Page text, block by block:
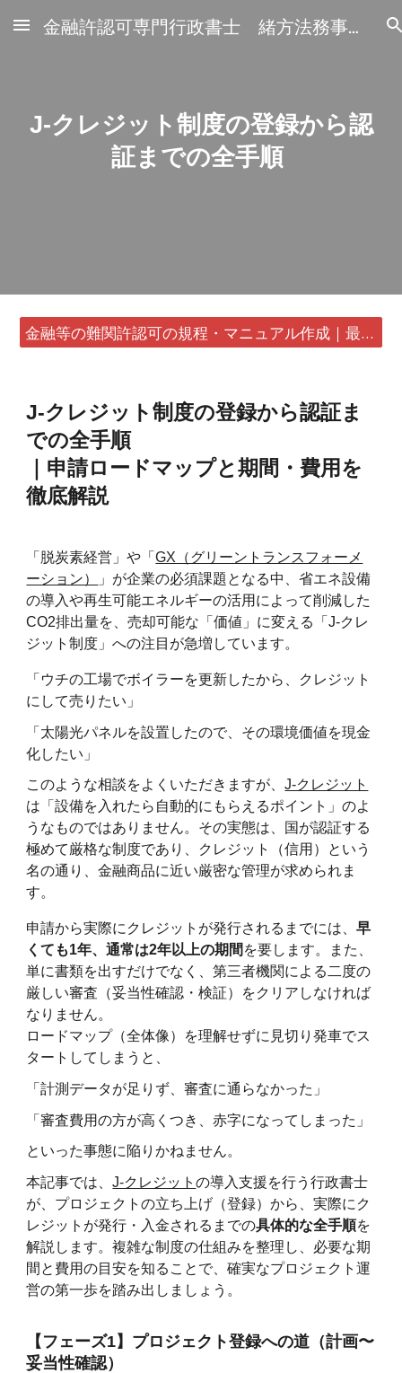
Skip to main content Skip to navigation
金融許認可専門行政書士 緒方法務事務所
J-クレジット制度の登録から認
証までの全手順
金融等の難関許認可の規程・マニュアル作成｜最短24時間・書類1通から
J-クレジット制度の登録から認証ま
での全手順
｜申請ロードマップと期間・費用を
徹底解説
「脱炭素経営」や「GX（グリーントランスフォーメ
ーション）
」が企業の必須課題となる中、省エネ設備
の導入や再生可能エネルギーの活用によって削減した
CO2排出量を、売却可能な「価値」に変える「J-クレ
ジット制度」への注目が急増しています。
「ウチの工場でボイラーを更新したから、クレジット
にして売りたい」
「太陽光パネルを設置したので、その環境価値を現金
化したい」
このような相談をよくいただきますが、J-クレジット
は「設備を入れたら自動的にもらえるポイント」のよ
うなものではありません。その実態は、国が認証する
極めて厳格な制度であり、クレジット（信用）という
名の通り、金融商品に近い厳密な管理が求められま
す。
申請から実際にクレジットが発行されるまでには、早
くても1年、通常は2年以上の期間 を要します。また、
単に書類を出すだけでなく、第三者機関による二度の
厳しい審査（妥当性確認・検証）をクリアしなければ
なりません。
ロードマップ（全体像）を理解せずに見切り発車でス
タートしてしまうと、
「計測データが足りず、審査に通らなかった」
「審査費用の方が高くつき、赤字になってしまった」
といった事態に陥りかねません。
本記事では、J-クレジットの導入支援を行う行政書士
が、プロジェクトの立ち上げ（登録）から、実際にク
レジットが発行・入金されるまでの具体的な全手順を
解説します。複雑な制度の仕組みを整理し、必要な期
間と費用の目安を知ることで、確実なプロジェクト運
営の第一歩を踏み出しましょう。
【フェーズ1】プロジェクト登録への道（計画〜
妥当性確認）